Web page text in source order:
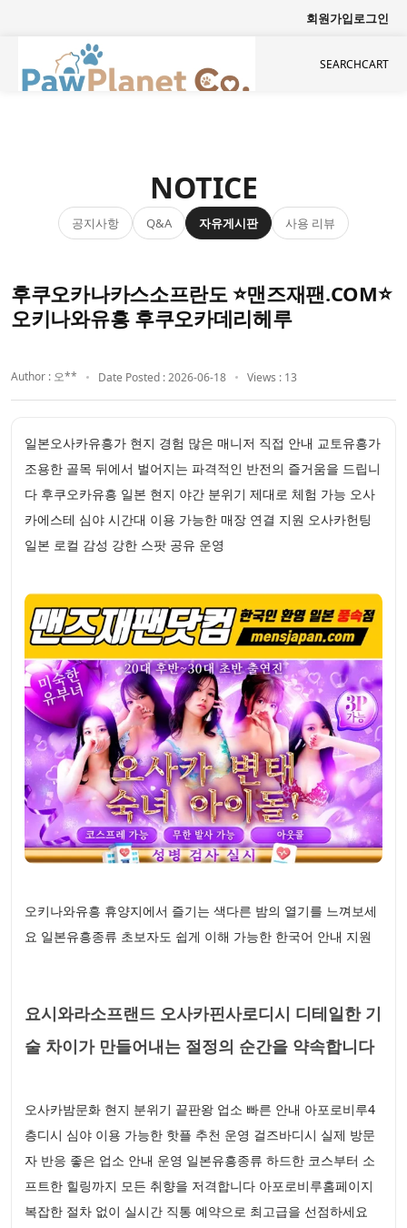
회원가입로그인
SEARCHCART
NOTICE
공지사항 Q&A 자유게시판 사용 리뷰
후쿠오카나카스소프란도 ⭐맨즈재팬.COM⭐
오키나와유흥 후쿠오카데리헤루
Author : 오** Date Posted : 2026-06-18 Views : 13
일본오사카유흥가 현지 경험 많은 매니저 직접 안내 교토유흥가
조용한 골목 뒤에서 벌어지는 파격적인 반전의 즐거움을 드립니
다 후쿠오카유흥 일본 현지 야간 분위기 제대로 체험 가능 오사
카에스테 심야 시간대 이용 가능한 매장 연결 지원 오사카헌팅
일본 로컬 감성 강한 스팟 공유 운영
오키나와유흥 휴양지에서 즐기는 색다른 밤의 열기를 느껴보세
요 일본유흥종류 초보자도 쉽게 이해 가능한 한국어 안내 지원
요시와라소프랜드 오사카핀사로디시 디테일한 기
술 차이가 만들어내는 절정의 순간을 약속합니다
오사카밤문화 현지 분위기 끝판왕 업소 빠른 안내 아포로비루4
층디시 심야 이용 가능한 핫플 추천 운영 걸즈바디시 실제 방문
자 반응 좋은 업소 안내 운영 일본유흥종류 하드한 코스부터 소
프트한 힐링까지 모든 취향을 저격합니다 아포로비루홈페이지
복잡한 절차 없이 실시간 직통 예약으로 최고급을 선점하세요